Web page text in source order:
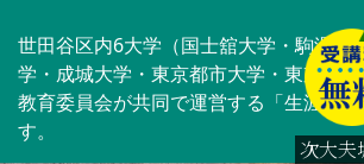
世田谷区内6大学（国士舘大学・駒澤大
学・成城大学・東京都市大学・東京農
教育委員会が共同で運営する「生涯学
す。
次大夫